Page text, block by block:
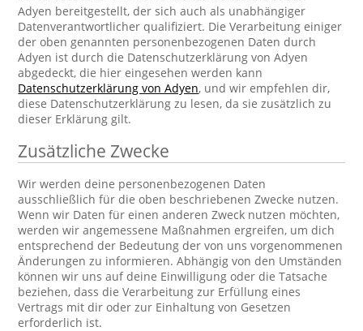
Adyen bereitgestellt, der sich auch als unabhängiger
Datenverantwortlicher qualifiziert. Die Verarbeitung einiger
der oben genannten personenbezogenen Daten durch
Adyen ist durch die Datenschutzerklärung von Adyen
abgedeckt, die hier eingesehen werden kann
Datenschutzerklärung von Adyen, und wir empfehlen dir,
diese Datenschutzerklärung zu lesen, da sie zusätzlich zu
dieser Erklärung gilt.
Zusätzliche Zwecke
Wir werden deine personenbezogenen Daten
ausschließlich für die oben beschriebenen Zwecke nutzen.
Wenn wir Daten für einen anderen Zweck nutzen möchten,
werden wir angemessene Maßnahmen ergreifen, um dich
entsprechend der Bedeutung der von uns vorgenommenen
Änderungen zu informieren. Abhängig von den Umständen
können wir uns auf deine Einwilligung oder die Tatsache
beziehen, dass die Verarbeitung zur Erfüllung eines
Vertrags mit dir oder zur Einhaltung von Gesetzen
erforderlich ist.